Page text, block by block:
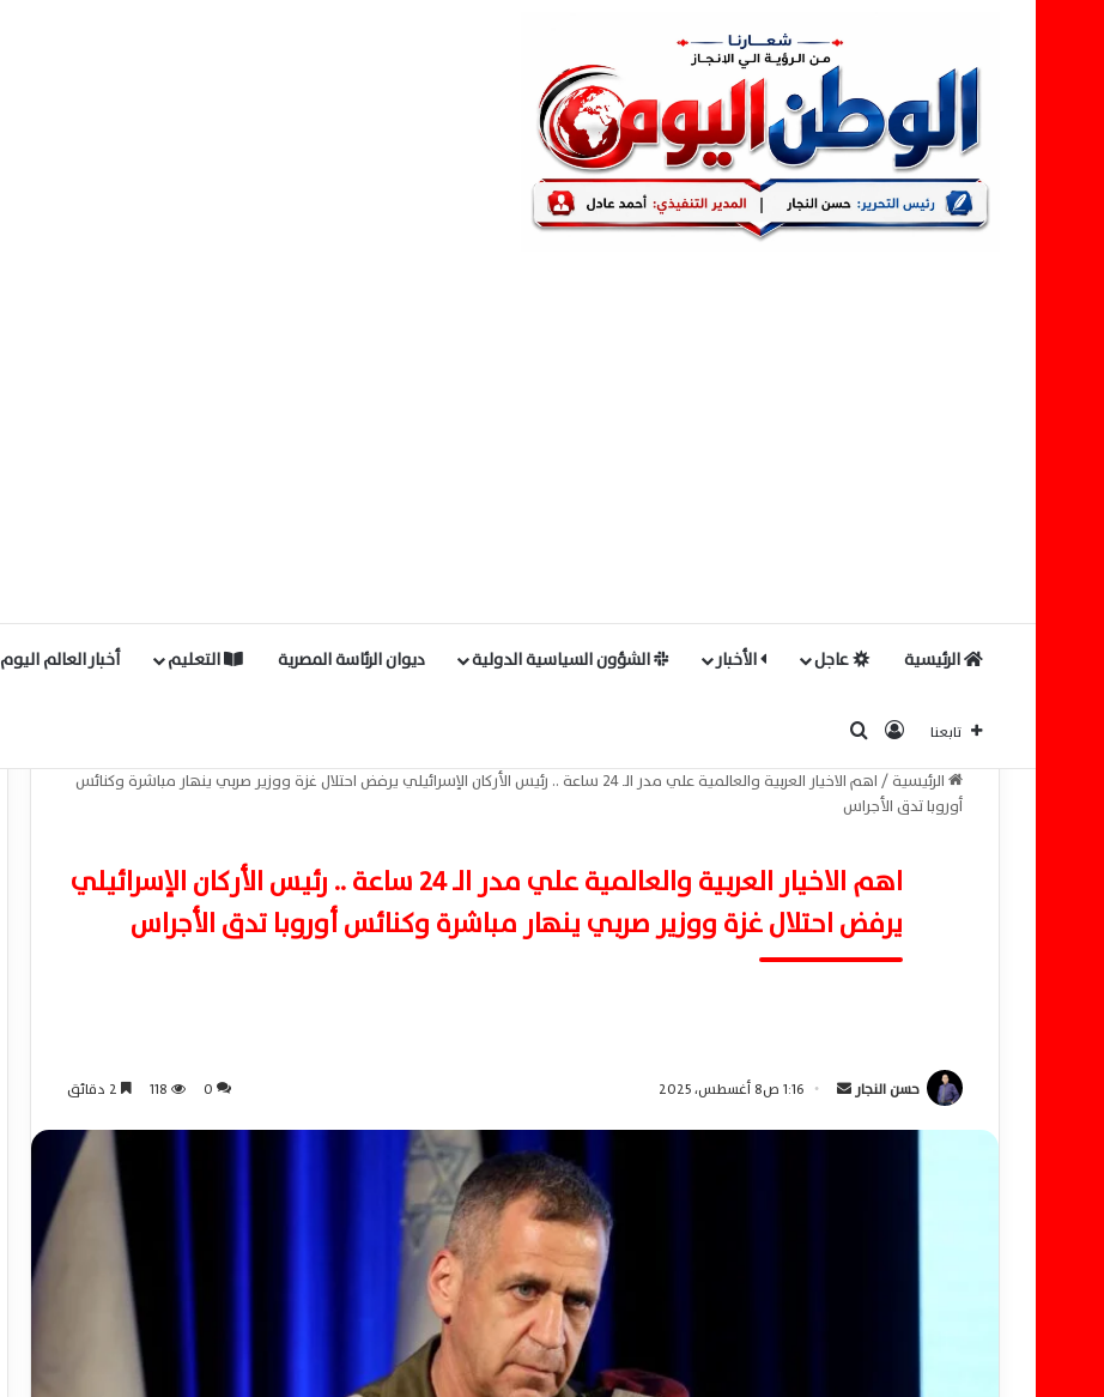
الرئيسية عاجل الأخبار الشؤون السياسية الدولية ديوان الرئاسة المصرية التعليم أخبار العالم اليوم
تابعنا تسجيل الدخول
الرئيسية/
اهم الاخيار العربية والعالمية علي مدر الـ 24 ساعة .. رئيس الأركان الإسرائيلي يرفض احتلال غزة ووزير صربي ينهار مباشرة وكنائس
أوروبا تدق الأجراس
اهم الاخيار العربية والعالمية علي مدر الـ 24 ساعة .. رئيس الأركان الإسرائيلي
يرفض احتلال غزة ووزير صربي ينهار مباشرة وكنائس أوروبا تدق الأجراس
حسن النجار 1:16 ص8 أغسطس، 2025 0
118